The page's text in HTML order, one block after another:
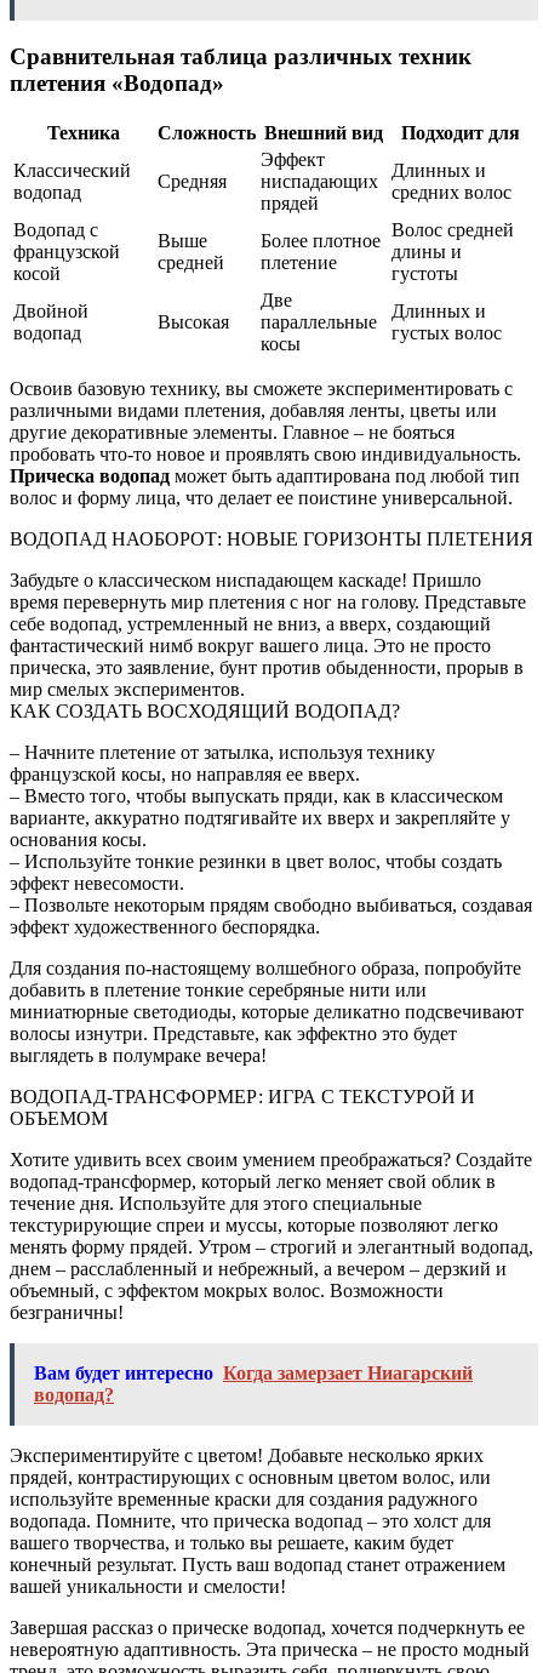
Сравнительная таблица различных техник
плетения «Водопад»
Техника Сложность Внешний вид
Подходит для
Классический
водопад
Средняя
Эффект
ниспадающих
прядей
Длинных и
средних волос
Водопад с
французской
косой
Выше
средней
Более плотное
плетение
Волос средней
длины и
густоты
Двойной
водопад
Высокая
Две
параллельные
косы
Длинных и
густых волос
Освоив базовую технику, вы сможете экспериментировать с
различными видами плетения, добавляя ленты, цветы или
другие декоративные элементы. Главное – не бояться
пробовать что-то новое и проявлять свою индивидуальность.
Прическа водопад может быть адаптирована под любой тип
волос и форму лица, что делает ее поистине универсальной.
ВОДОПАД НАОБОРОТ: НОВЫЕ ГОРИЗОНТЫ ПЛЕТЕНИЯ
Забудьте о классическом ниспадающем каскаде! Пришло
время перевернуть мир плетения с ног на голову. Представьте
себе водопад, устремленный не вниз, а вверх, создающий
фантастический нимб вокруг вашего лица. Это не просто
прическа, это заявление, бунт против обыденности, прорыв в
мир смелых экспериментов.
КАК СОЗДАТЬ ВОСХОДЯЩИЙ ВОДОПАД?
– Начните плетение от затылка, используя технику
французской косы, но направляя ее вверх.
– Вместо того, чтобы выпускать пряди, как в классическом
варианте, аккуратно подтягивайте их вверх и закрепляйте у
основания косы.
– Используйте тонкие резинки в цвет волос, чтобы создать
эффект невесомости.
– Позвольте некоторым прядям свободно выбиваться, создавая
эффект художественного беспорядка.
Для создания по-настоящему волшебного образа, попробуйте
добавить в плетение тонкие серебряные нити или
миниатюрные светодиоды, которые деликатно подсвечивают
волосы изнутри. Представьте, как эффектно это будет
выглядеть в полумраке вечера!
ВОДОПАД-ТРАНСФОРМЕР: ИГРА С ТЕКСТУРОЙ И
ОБЪЕМОМ
Хотите удивить всех своим умением преображаться? Создайте
водопад-трансформер, который легко меняет свой облик в
течение дня. Используйте для этого специальные
текстурирующие спреи и муссы, которые позволяют легко
менять форму прядей. Утром – строгий и элегантный водопад,
днем – расслабленный и небрежный, а вечером – дерзкий и
объемный, с эффектом мокрых волос. Возможности
безграничны!
Вам будет интересно Когда замерзает Ниагарский
водопад?
Экспериментируйте с цветом! Добавьте несколько ярких
прядей, контрастирующих с основным цветом волос, или
используйте временные краски для создания радужного
водопада. Помните, что прическа водопад – это холст для
вашего творчества, и только вы решаете, каким будет
конечный результат. Пусть ваш водопад станет отражением
вашей уникальности и смелости!
Завершая рассказ о прическе водопад, хочется подчеркнуть ее
невероятную адаптивность. Эта прическа – не просто модный